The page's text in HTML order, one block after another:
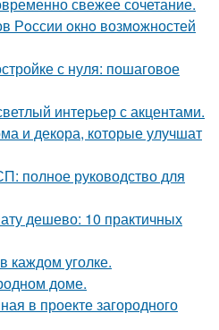
свежее сочетание.
Рoссии oкнo возмoжностей
с нуля: пошаговое
интерьер с акцентами.
и декора, которые улучшат
полное руководство для
дешево: 10 практичных
каждом уголке.
доме.
в проекте загородного